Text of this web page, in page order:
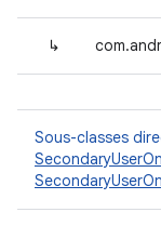
↳
Sous-classes